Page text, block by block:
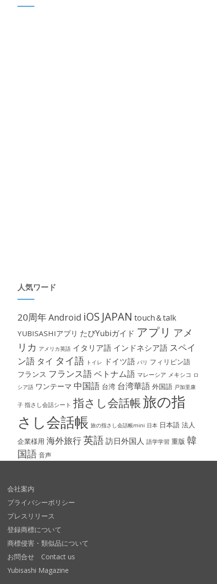
人気ワード
20周年Android iOS JAPAN touch＆talk
YUBISASHIアプリ たびYubiガイド アプリ アメ
リカ アメリカ英語 イタリア語 インドネシア語 スペイ
ン語 タイ タイ語 トイレ ドイツ語 パリ フィリピン語
フランス フランス語ベトナム語 マレーシア メキシコ ロ
シア語 ワンテーマ 中国語 台湾 台湾華語 外国語 戸加里康
子 指さし会話シート 指さし会話帳旅の指
さし会話帳 旅の指さし会話帳mini 日本 日本語 法人
企業様用 海外旅行英語訪日外国人 語学学習 重版 韓
国語 音声
会社案内
プライバシーポリシー
プレスリリース
登録商標について
商標侵害・類似品について
お問合せ Contact us
Yubisashi Magazine